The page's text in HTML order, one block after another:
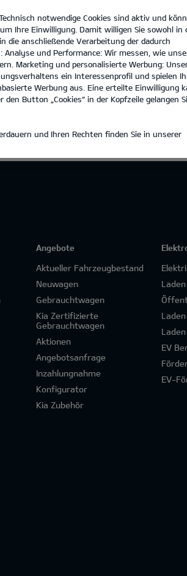
Autohaus von der Weppen GmbH & Co.
Angebote
Aktueller Fahrzeugbestand
Neuwagen
Gebrauchtwagen
Kia Zertifizierte
Gebrauchtwagen
Aktionen
Angebotsanfrage
Inzahlungnahme
Konfigurator
Kia Zubehör
EV
EV-
notwendige Cookies sind aktiv und
Ihre Einwilligung. Damit willigen Sie sowohl in
die anschließende Verarbeitung der dadurch
und Performance: Wir messen, wie
Marketing und personalisierte Werbung:
ein Interessenprofil und spielen
Werbung aus. Eine erteilte Einwilligung
Button „Cookies“ in der Kopfzeile gelangen
und Ihren Rechten finden Sie in unserer